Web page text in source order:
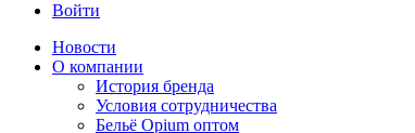
Войти
Новости
О компании
История бренда
Условия сотрудничества
Бельё Opium оптом